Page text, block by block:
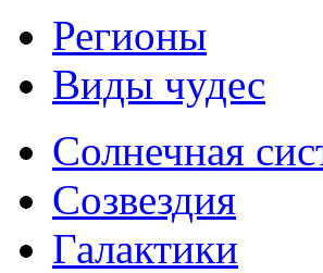
Регионы
Виды чудес
Солнечная
Созвездия
Галактики